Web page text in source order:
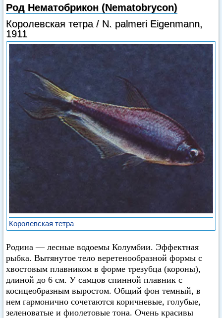
Род Нематобрикон (Nematobrycon)
Королевская тетра / N. palmeri Eigenmann,
1911
Королевская тетра
Родина — лесные водоемы Колумбии. Эффектная
рыбка. Вытянутое тело веретенообразной формы с
хвостовым плавником в форме трезубца (короны),
длиной до 6 см. У самцов спинной плавник с
косицеобразным выростом. Общий фон темный, в
нем гармонично сочетаются коричневые, голубые,
зеленоватые и фиолетовые тона. Очень красивы